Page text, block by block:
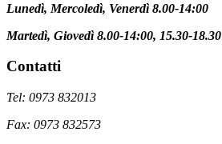
Lunedì, Mercoledì, Venerdì 8.00-14:00
Martedì, Giovedì 8.00-14:00, 15.30-18.30
Contatti
Tel: 0973 832013
Fax: 0973 832573